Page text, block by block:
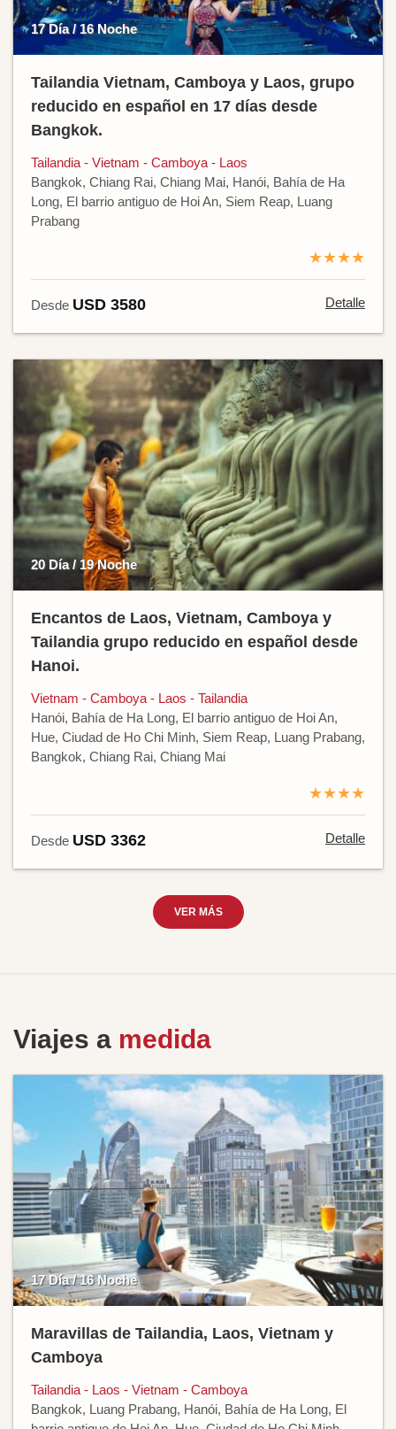
17 Día / 16 Noche
Tailandia Vietnam, Camboya y Laos, grupo
reducido en español en 17 días desde
Bangkok.
Tailandia - Vietnam - Camboya - Laos
Bangkok, Chiang Rai, Chiang Mai, Hanói, Bahía de Ha
Long, El barrio antiguo de Hoi An, Siem Reap, Luang
Prabang
★★★★
Desde USD 3580 Detalle
20 Día / 19 Noche
Encantos de Laos, Vietnam, Camboya y
Tailandia grupo reducido en español desde
Hanoi.
Vietnam - Camboya - Laos - Tailandia
Hanói, Bahía de Ha Long, El barrio antiguo de Hoi An,
Hue, Ciudad de Ho Chi Minh, Siem Reap, Luang Prabang,
Bangkok, Chiang Rai, Chiang Mai
★★★★
Desde USD 3362 Detalle
VER MÁS
Viajes a medida
17 Día / 16 Noche
Maravillas de Tailandia, Laos, Vietnam y
Camboya
Tailandia - Laos - Vietnam - Camboya
Bangkok, Luang Prabang, Hanói, Bahía de Ha Long, El